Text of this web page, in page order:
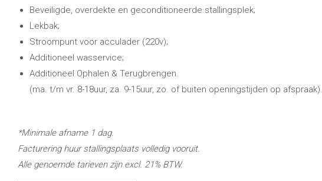
Beveiligde, overdekte en geconditioneerde stallingsplek;
Lekbak;
Stroompunt voor acculader (220v);
Additioneel wasservice;
Additioneel Ophalen & Terugbrengen.
(ma. t/m vr. 8-18uur, za. 9-15uur, zo. of buiten openingstijden op afspraak).
*Minimale afname 1 dag.
Facturering huur stallingsplaats volledig vooruit.
Alle genoemde tarieven zijn excl. 21% BTW.